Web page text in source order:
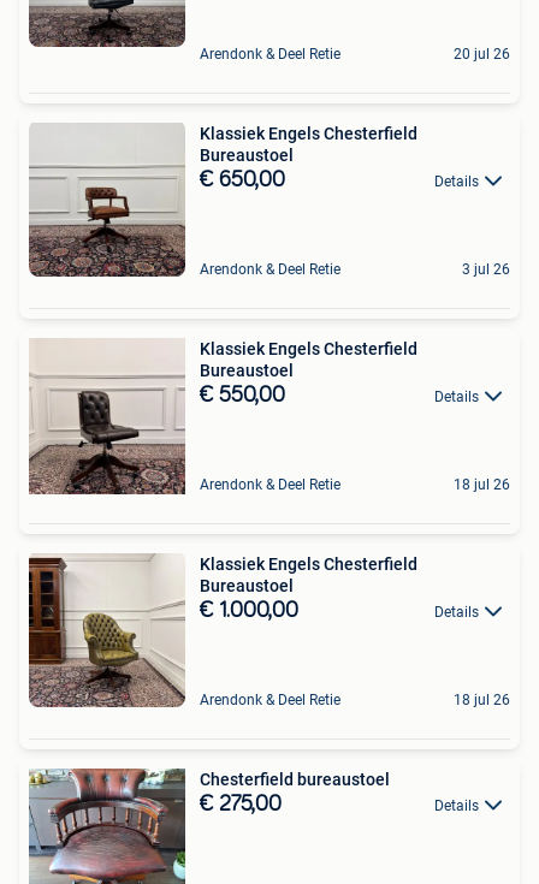
Arendonk & Deel Retie 20 jul 26
Klassiek Engels Chesterfield
Bureaustoel
€ 650,00 Details
Arendonk & Deel Retie 3 jul 26
Klassiek Engels Chesterfield
Bureaustoel
€ 550,00 Details
Arendonk & Deel Retie 18 jul 26
Klassiek Engels Chesterfield
Bureaustoel
€ 1.000,00 Details
Arendonk & Deel Retie 18 jul 26
Chesterfield bureaustoel
€ 275,00 Details